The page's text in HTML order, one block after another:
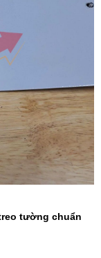
tường chuẩn